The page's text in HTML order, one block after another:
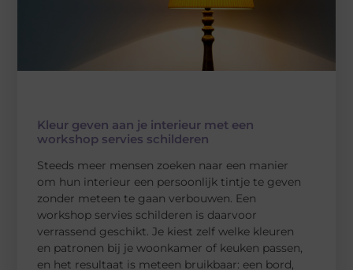
Kleur geven aan je interieur met een
workshop servies schilderen
Steeds meer mensen zoeken naar een manier
om hun interieur een persoonlijk tintje te geven
zonder meteen te gaan verbouwen. Een
workshop servies schilderen is daarvoor
verrassend geschikt. Je kiest zelf welke kleuren
en patronen bij je woonkamer of keuken passen,
en het resultaat is meteen bruikbaar: een bord,